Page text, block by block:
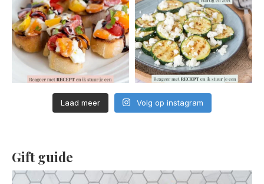
Laad meer Volg op instagram
Gift guide